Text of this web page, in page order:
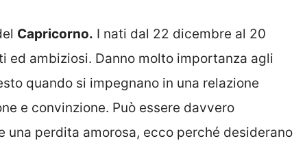
Capricorno. I nati dal 22 dicembre al 20
ed ambiziosi. Danno molto importanza agli
quando si impegnano in una relazione
e convinzione. Può essere davvero
perdita amorosa, ecco perché desiderano